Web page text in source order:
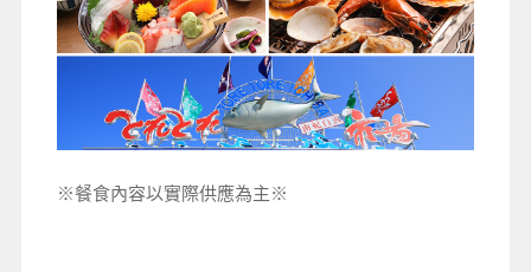
※餐食內容以實際供應為主※